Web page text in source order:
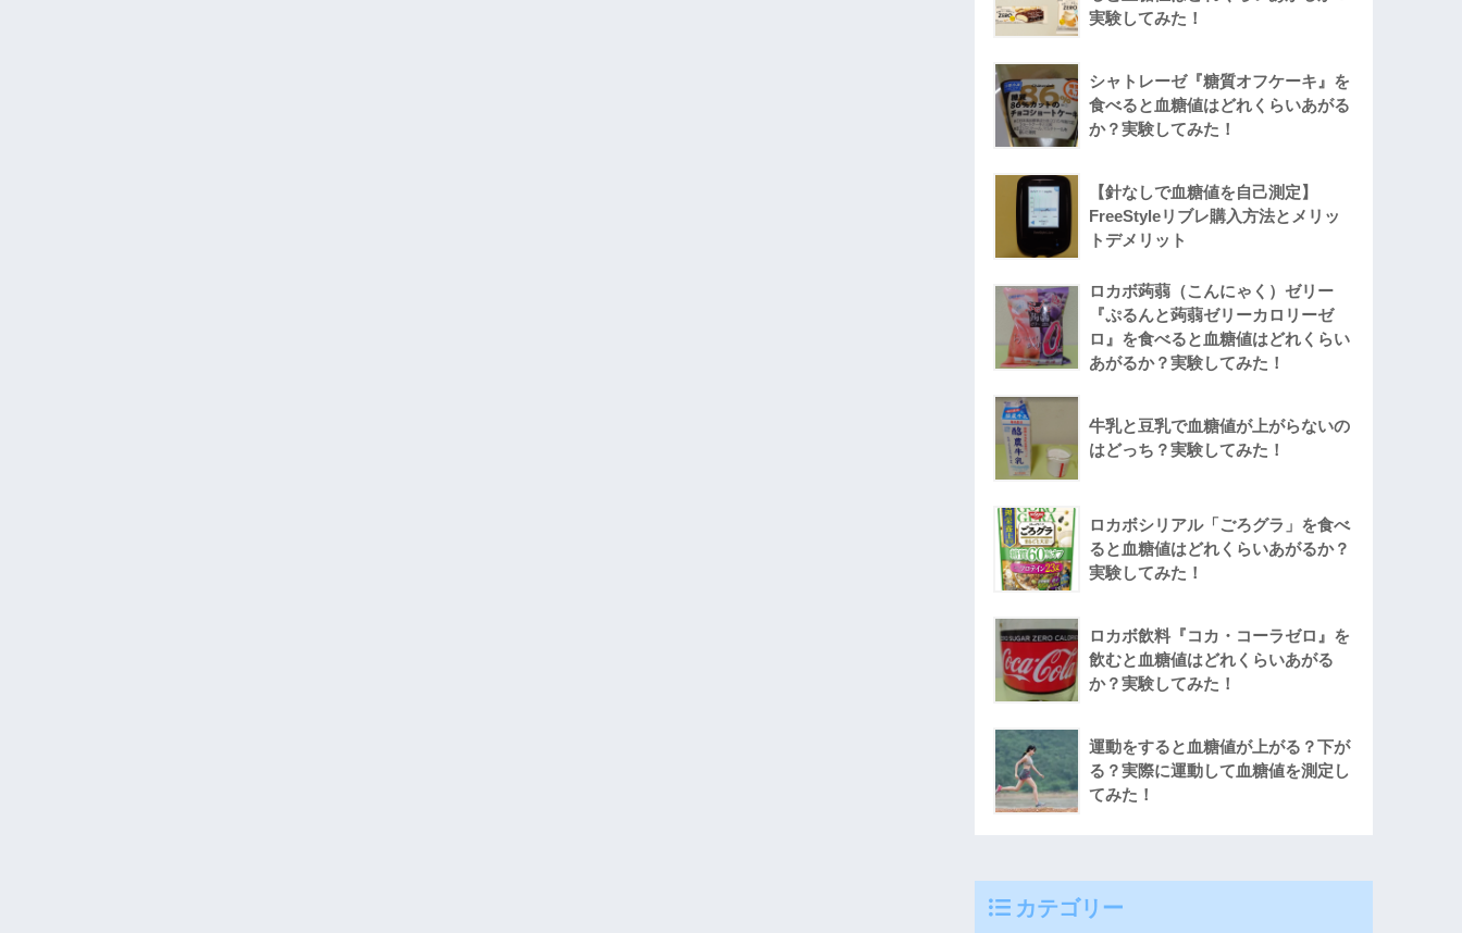
実験してみた！
シャトレーゼ『糖質オフケーキ』を
食べると血糖値はどれくらいあがる
か？実験してみた！
【針なしで血糖値を自己測定】
FreeStyleリブレ購入方法とメリッ
トデメリット
ロカボ蒟蒻（こんにゃく）ゼリー
『ぷるんと蒟蒻ゼリーカロリーゼ
ロ』を食べると血糖値はどれくらい
あがるか？実験してみた！
牛乳と豆乳で血糖値が上がらないの
はどっち？実験してみた！
ロカボシリアル「ごろグラ」を食べ
ると血糖値はどれくらいあがるか？
実験してみた！
ロカボ飲料『コカ・コーラゼロ』を
飲むと血糖値はどれくらいあがる
か？実験してみた！
運動をすると血糖値が上がる？下が
る？実際に運動して血糖値を測定し
てみた！
カテゴリー